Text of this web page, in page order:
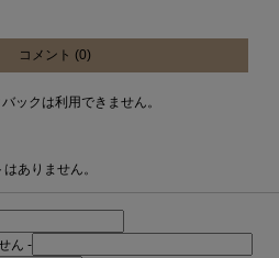
コメント (0)
バックは利用できません。
ありません。
ん -